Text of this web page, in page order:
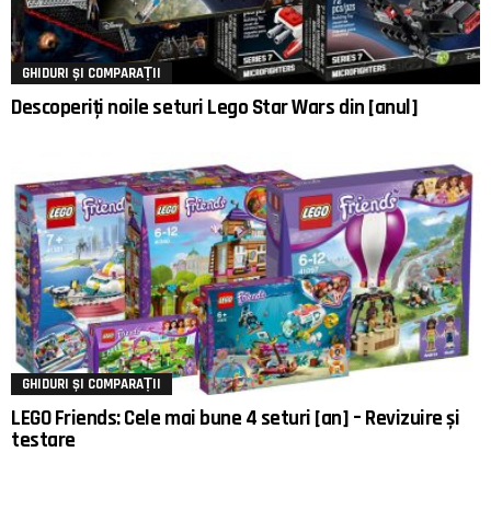
GHIDURI ȘI COMPARAȚII
Descoperiți noile seturi Lego Star Wars din [anul]
GHIDURI ȘI COMPARAȚII
LEGO Friends: Cele mai bune 4 seturi [an] – Revizuire și
testare